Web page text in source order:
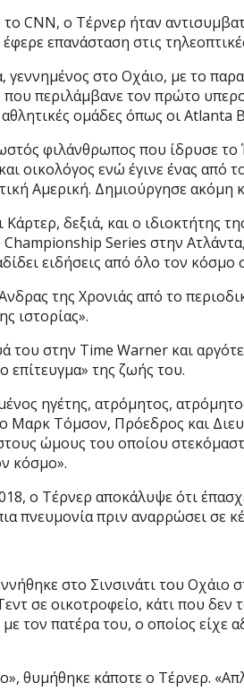
CNN, ο Τέρνερ ήταν
επανάσταση στις
γεννημένος στο Οχάιο, με το
περιλάμβανε τον πρώτο
ομάδες όπως οι Atlanta
φιλάνθρωπος που ίδρυσε
οικολόγος ενώ έγινε ένας από
Αμερική. Δημιούργησε ακόμη
δεξιά, και ο ιδιοκτήτης
Series στην
ειδήσεις από όλο τον
της Χρονιάς από το
ιστορίας».
του στην Time Warner και
επίτευγμα» της ζωής του.
ηγέτης, ατρόμητος,
Μαρκ Τόμσον, Πρόεδρος και
ώμους του οποίου
κόσμο».
ο Τέρνερ αποκάλυψε ότι
πνευμονία πριν αναρρώσει σε
στο Σινσινάτι του
σε οικοτροφείο, κάτι που δεν
τον πατέρα του, ο οποίος είχε
θυμήθηκε κάποτε ο Τέρνερ.